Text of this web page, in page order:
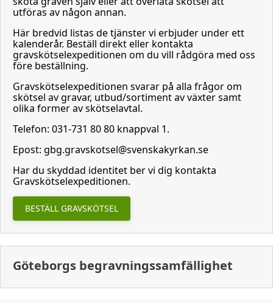
utföras av någon annan.
Här bredvid listas de tjänster vi erbjuder under ett
kalenderår. Beställ direkt eller kontakta
gravskötselexpeditionen om du vill rådgöra med oss
före beställning.
Gravskötselexpeditionen svarar på alla frågor om
skötsel av gravar, utbud/sortiment av växter samt
olika former av skötselavtal.
Telefon: 031-731 80 80 knappval 1.
Epost: gbg.gravskotsel@svenskakyrkan.se
Har du skyddad identitet ber vi dig kontakta
Gravskötselexpeditionen.
BESTÄLL GRAVSKÖTSEL
Göteborgs begravningssamfällighet